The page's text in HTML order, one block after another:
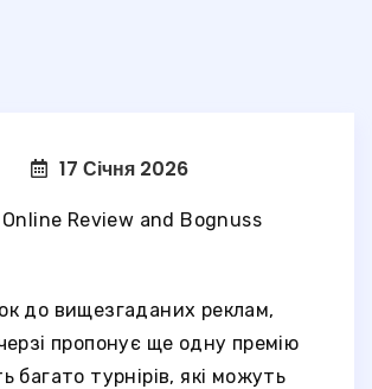
17 Січня 2026
Review and Bognuss
до вищезгаданих реклам,
пропонує ще одну премію
багато турнірів, які можуть